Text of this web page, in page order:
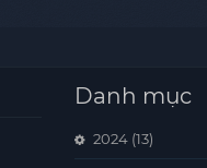
Danh mục
2024 (13)